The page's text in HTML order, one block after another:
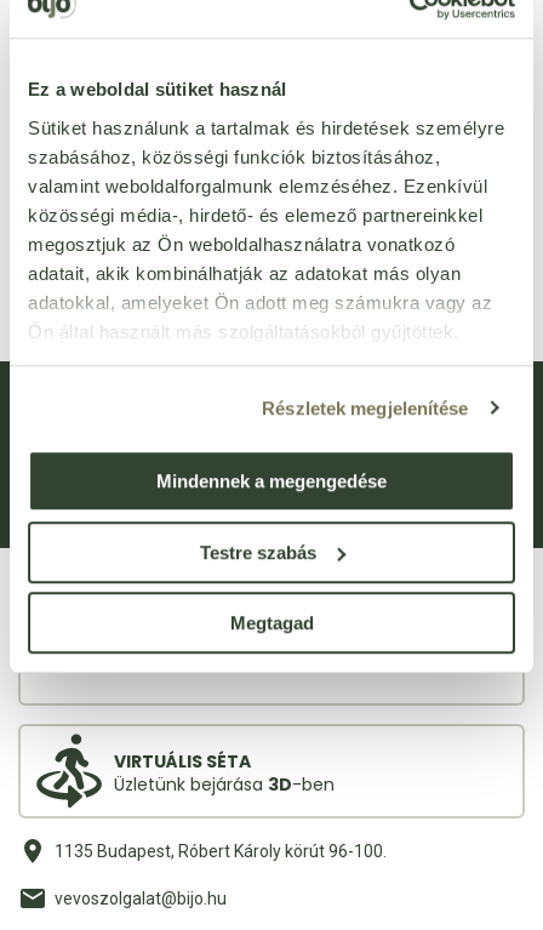
Ez a weboldal sütiket használ
Sütiket használunk a tartalmak és hirdetések személyre
szabásához, közösségi funkciók biztosításához,
valamint weboldalforgalmunk elemzéséhez. Ezenkívül
közösségi média-, hirdető- és elemező partnereinkkel
megosztjuk az Ön weboldalhasználatra vonatkozó
adatait, akik kombinálhatják az adatokat más olyan
adatokkal, amelyeket Ön adott meg számukra vagy az
Ön által használt más szolgáltatásokból gyűjtöttek.
Részletek megjelenítése
Mindennek a megengedése
Testre szabás
Megtagad
ápolóolaj kismamáknak 100
Egységár: 79 990 Ft/l
7 999
készleten < 10 db
db
Adatkezelési kérelem Panaszkezelési Tájékoztató
Bejelentővédelem Fogyasztói elállás
VIRTUÁLIS SÉTA
Üzletünk bejárása 3D-ben
1135 Budapest, Róbert Károly körút 96-100.
vevoszolgalat@bijo.hu